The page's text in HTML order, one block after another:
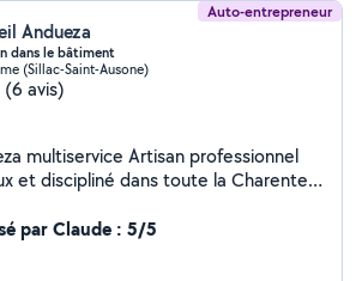
Auto-entrepreneur
Andueza
dans le bâtiment
(Sillac-Saint-Ausone)
(6 avis)
multiservice Artisan professionnel
et discipliné dans toute la Charente
gratuit disponible 24h24 7
par Claude : 5/5